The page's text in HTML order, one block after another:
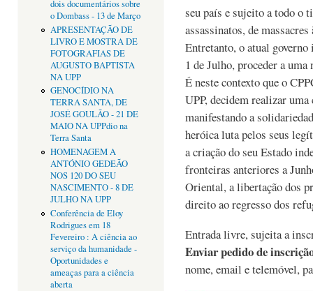
dois documentários sobre
o Dombass - 13 de Março
APRESENTAÇÃO DE
LIVRO E MOSTRA DE
FOTOGRAFIAS DE
AUGUSTO BAPTISTA
NA UPP
GENOCÍDIO NA
TERRA SANTA, DE
JOSÉ GOULÃO - 21 DE
MAIO NA UPPdio na
Terra Santa
HOMENAGEM A
ANTÓNIO GEDEÃO
NOS 120 DO SEU
NASCIMENTO - 8 DE
JULHO NA UPP
Conferência de Eloy
Rodrigues em 18
Fevereiro : A ciência ao
serviço da humanidade -
Oportunidades e
ameaças para a ciência
aberta
seu país e sujeito a todo o
assassinatos, de
Entretanto, o atual
1 de Julho, proceder a
É neste contexto que o
UPP, decidem realizar
manifestando a
heróica luta pelos seus
a criação do seu Estado
fronteiras anteriores a
Oriental, a libertação dos
direito ao regresso dos
Entrada livre, sujeita a
Enviar pedido de
nome, email e telemóvel,